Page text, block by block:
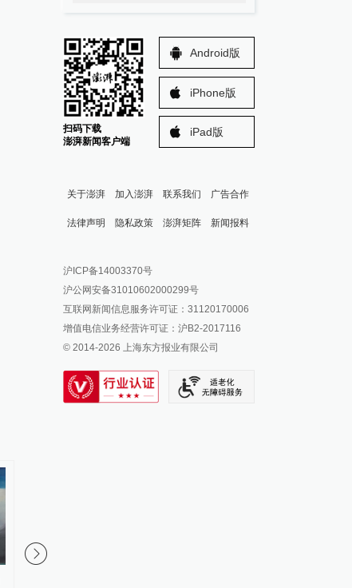
扫码下载
澎湃新闻客户端
Android版
iPhone版
iPad版
关于澎湃 加入澎湃 联系我们 广告合作
法律声明 隐私政策 澎湃矩阵
澎湃新闻公众号
澎湃新闻抖音号
派生万物开放平台
IP SHANGHAI
SIXTH TONE
新闻报料
报料邮箱: news@thepaper.cn
沪ICP备14003370号
沪公网安备31010602000299号
互联网新闻信息服务许可证：31120170006
增值电信业务经营许可证：沪B2-2017116
© 2014-2026 上海东方报业有限公司